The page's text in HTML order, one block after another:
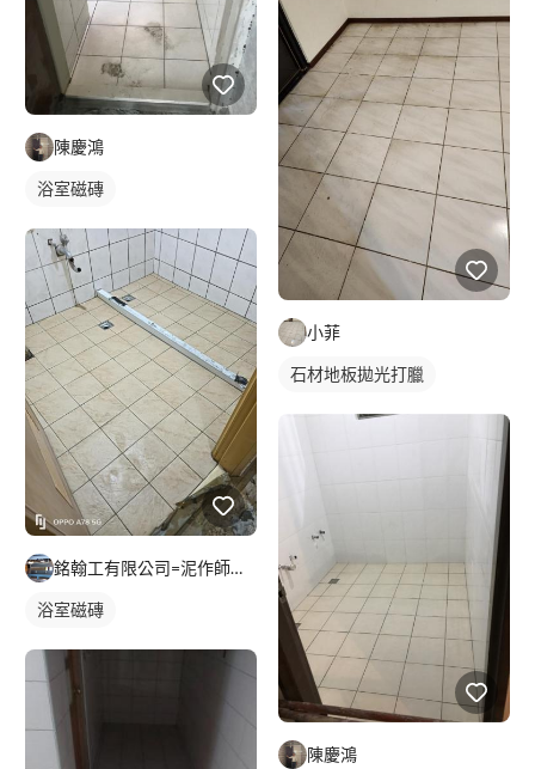
陳慶鴻
浴室磁磚
銘翰工有限公司=泥作師傅=磁磚師傅=輕隔間師傅=無障礙新作
浴室磁磚
小菲
石材地板拋光打臘
陳慶鴻